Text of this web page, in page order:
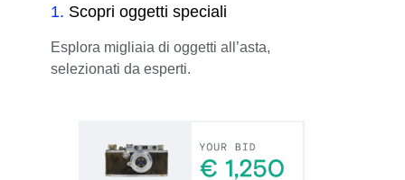
1. Scopri oggetti speciali
Esplora migliaia di oggetti all’asta,
selezionati da esperti.